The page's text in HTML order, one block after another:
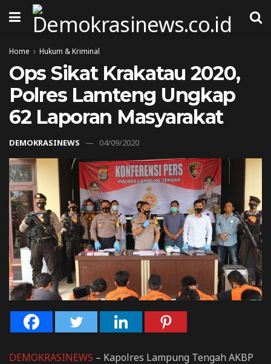
Home Hukum & Kriminal
Ops Sikat Krakatau 2020,
Polres Lamteng Ungkap
62 Laporan Masyarakat
DEMOKRASINEWS 04/09/2020
DEMOKRASINEWS – Kapolres Lampung Tengah AKBP